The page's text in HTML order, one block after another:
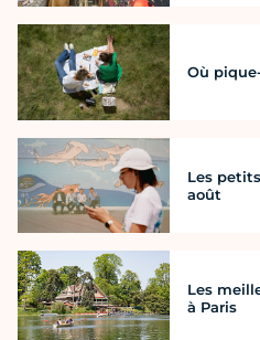
Où
Les
août
Les
à Paris